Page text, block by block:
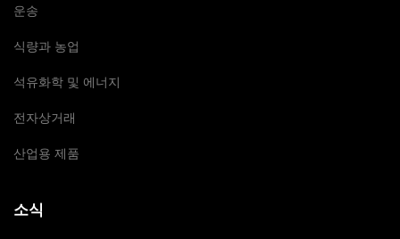
운송
식량과 농업
석유화학 및 에너지
전자상거래
산업용 제품
소식